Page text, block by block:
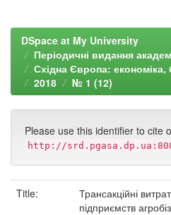
DSpace at My University
Періодичні видання
Східна Європа: економіка,
2018
№ 1 (12)
Please use this identifier to cite
http://
Title:
Трансакційні
підприємств